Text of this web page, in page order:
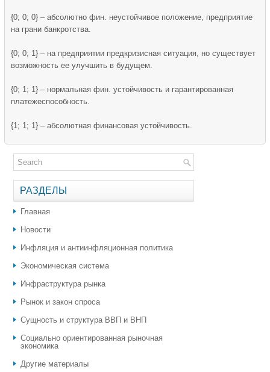
{0; 0; 0} – абсолютно фин. неустойчивое положение, предприятие
на грани банкротства.
{0; 0; 1} – на предприятии предкризисная ситуация, но существует
возможность ее улучшить в будущем.
{0; 1; 1} – нормальная фин. устойчивость и гарантированная
платежеспособность.
{1; 1; 1} – абсолютная финансовая устойчивость.
РАЗДЕЛЫ
Главная
Новости
Инфляция и антиинфляционная политика
Экономическая система
Инфраструктура рынка
Рынок и закон спроса
Сущность и структура ВВП и ВНП
Социально ориентированная рыночная
экономика
Другие материалы